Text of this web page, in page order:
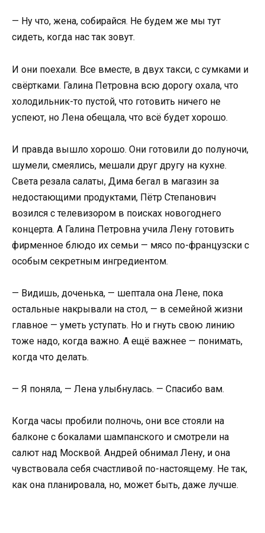
— Ну что, жена, собирайся. Не будем же мы тут
сидеть, когда нас так зовут.
И они поехали. Все вместе, в двух такси, с сумками и
свёртками. Галина Петровна всю дорогу охала, что
холодильник-то пустой, что готовить ничего не
успеют, но Лена обещала, что всё будет хорошо.
И правда вышло хорошо. Они готовили до полуночи,
шумели, смеялись, мешали друг другу на кухне.
Света резала салаты, Дима бегал в магазин за
недостающими продуктами, Пётр Степанович
возился с телевизором в поисках новогоднего
концерта. А Галина Петровна учила Лену готовить
фирменное блюдо их семьи — мясо по-французски с
особым секретным ингредиентом.
— Видишь, доченька, — шептала она Лене, пока
остальные накрывали на стол, — в семейной жизни
главное — уметь уступать. Но и гнуть свою линию
тоже надо, когда важно. А ещё важнее — понимать,
когда что делать.
— Я поняла, — Лена улыбнулась. — Спасибо вам.
Когда часы пробили полночь, они все стояли на
балконе с бокалами шампанского и смотрели на
салют над Москвой. Андрей обнимал Лену, и она
чувствовала себя счастливой по-настоящему. Не так,
как она планировала, но, может быть, даже лучше.